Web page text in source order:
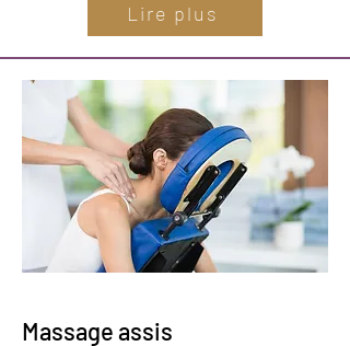
Lire plus
Massage assis